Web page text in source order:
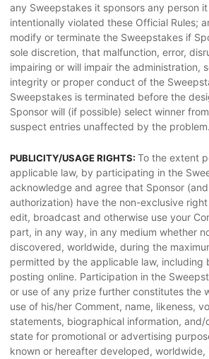
any Sweepstakes it sponsors any person
intentionally violated these Official Rules;
modify or terminate the Sweepstakes if
sole discretion, that malfunction, error,
impairing or will impair the administration,
integrity or proper conduct of the
Sweepstakes is terminated before the
Sponsor will (if possible) select winner
suspect entries unaffected by the problem.
PUBLICITY/USAGE RIGHTS:To the extent
applicable law, by participating in the
acknowledge and agree that Sponsor
authorization) have the non-exclusive
edit, broadcast and otherwise use your
part, in any way, in any medium whether
discovered, worldwide, during the
permitted by the applicable law, including
posting online. Participation in the
or use of any prize further constitutes the
use of his/her Comment, name, likeness,
statements, biographical information, and/
state for promotional or advertising
known or hereafter developed,